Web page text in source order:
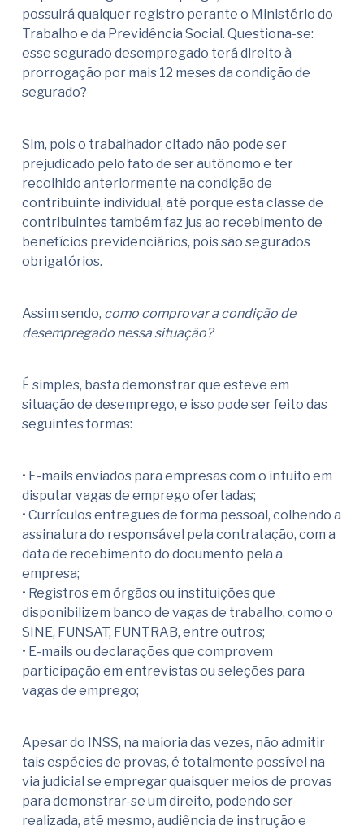
possuirá qualquer registro perante o Ministério do
Trabalho e da Previdência Social. Questiona-se:
esse segurado desempregado terá direito à
prorrogação por mais 12 meses da condição de
segurado?
Sim, pois o trabalhador citado não pode ser
prejudicado pelo fato de ser autônomo e ter
recolhido anteriormente na condição de
contribuinte individual, até porque esta classe de
contribuintes também faz jus ao recebimento de
benefícios previdenciários, pois são segurados
obrigatórios.
Assim sendo, como comprovar a condição de
desempregado nessa situação?
É simples, basta demonstrar que esteve em
situação de desemprego, e isso pode ser feito das
seguintes formas:
• E-mails enviados para empresas com o intuito em
disputar vagas de emprego ofertadas;
• Currículos entregues de forma pessoal, colhendo a
assinatura do responsável pela contratação, com a
data de recebimento do documento pela a
empresa;
• Registros em órgãos ou instituições que
disponibilizem banco de vagas de trabalho, como o
SINE, FUNSAT, FUNTRAB, entre outros;
• E-mails ou declarações que comprovem
participação em entrevistas ou seleções para
vagas de emprego;
Apesar do INSS, na maioria das vezes, não admitir
tais espécies de provas, é totalmente possível na
via judicial se empregar quaisquer meios de provas
para demonstrar-se um direito, podendo ser
realizada, até mesmo, audiência de instrução e